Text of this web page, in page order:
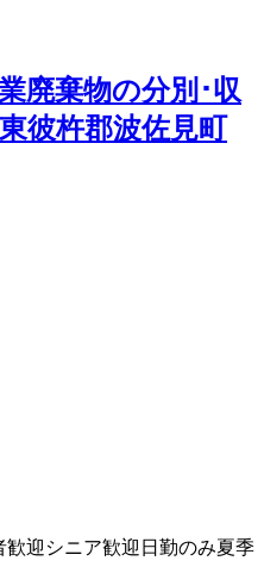
廃棄物の分別･収
彼杵郡波佐見町
歓迎 シニア歓迎 日勤のみ夏季